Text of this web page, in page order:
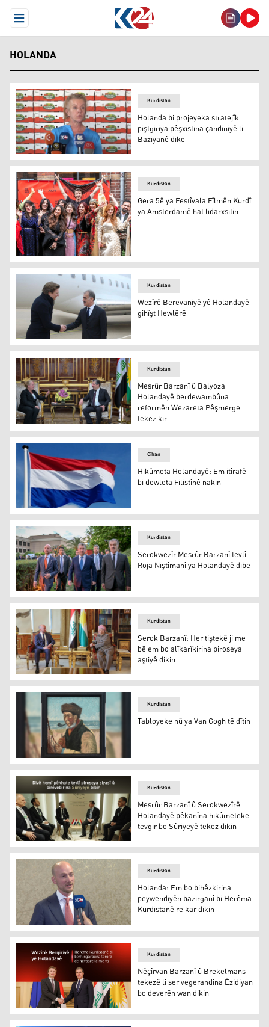
Open Menu
HOLANDA
Bertrile Snoyer
Kurdistan
Holanda bi projeyeka stratejîk
piştgiriya pêşxistina çandiniyê li
Baziyanê dike
Gera 5ê ya Festîvala Fîlmên Kurdî ya Amsterdamê hat
Kurdistan
Gera 5ê ya Festîvala Fîlmên Kurdî
ya Amsterdamê hat lidarxsitin
Sefîn Dizeyî û Ruben Brekelmans
Kurdistan
Wezîrê Berevaniyê yê Holandayê
gihîşt Hewlêrê
Mesrûr Barzanî û Janet Alberta
Kurdistan
Mesrûr Barzanî û Balyoza
Holandayê berdewambûna
reformên Wezareta Pêşmerge
tekez kir
Alaya JHolandayê
Cîhan
Hikûmeta Holandayê: Em itîrafê
bi dewleta Filistînê nakin
Serokwezîr Mesrûr Barzanî tevlî Roja Niştîmanî ya
Kurdistan
Serokwezîr Mesrûr Barzanî tevlî
Roja Niştîmanî ya Holandayê dibe
Serok Barzanî û Adrian Isselsen
Kurdistan
Serok Barzanî: Her tiştekê ji me
bê em bo alîkarîkirina piroseya
aştiyê dikin
Tabloya nû ya Van Gogh
Kurdistan
Tabloyeke nû ya Van Gogh tê dîtin
Mesrûr Barzanî û Serokwezîrê Holandayê pêkanîna
Kurdistan
Mesrûr Barzanî û Serokwezîrê
Holandayê pêkanîna hikûmeteke
tevgir bo Sûriyeyê tekez dikin
Konsulê Giştî yê Holandayê li Herêma Kurdistanê
Kurdistan
Holanda: Em bo bihêzkirina
peywendiyên bazirganî bi Herêma
Kurdistanê re kar dikin
Nêçîrvan Barzanî û Ruben Brekelmans
Kurdistan
Nêçîrvan Barzanî û Brekelmans
tekezê li ser vegerandina Êzidiyan
bo deverên wan dikin